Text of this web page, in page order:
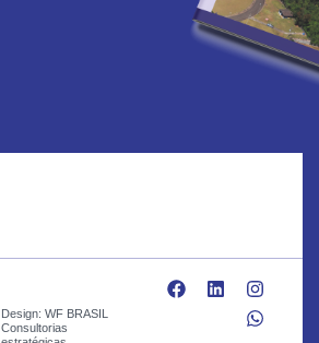
Design: WF BRASIL
Consultorias